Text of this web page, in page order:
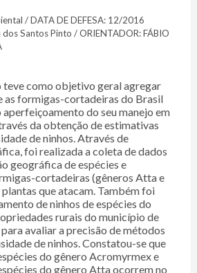
/ DATA DE DEFESA: 12/2016
dos Santos Pinto / ORIENTADOR: FÁBIO
teve como objetivo geral agregar
as formigas-cortadeiras do Brasil
do seu manejo em
da obtenção de estimativas
de ninhos. Através de
foi realizada a coleta de dados
geográfica de espécies e
cortadeiras (gêneros Atta e
que atacam. Também foi
de ninhos de espécies do
rurais do município de
avaliar a precisão de métodos
de ninhos. Constatou-se que
do gênero Acromyrmex e
do gênero Atta ocorrem no